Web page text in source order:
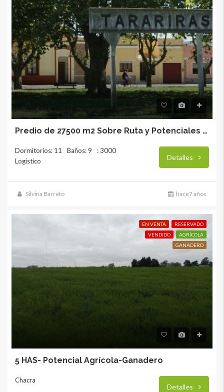
Predio de 27500 m2 Sobre Ruta y Potenciales Mejoras
Dormitorios: 11 Baños: 9
: 3000
Logístico
Detalles
Silvina Barreto hace7 años
EN VENTA
RESERVADO
VENDIDO
AGRÍCOLA
GANADERO
5 HÁS- Potencial Agrícola-Ganadero
Chacra
Detalles